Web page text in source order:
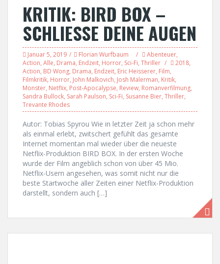
KRITIK: BIRD BOX –
SCHLIESSE DEINE AUGEN
Januar 5, 2019 Florian Wurfbaum Abenteuer,
Action, Alle, Drama, Endzeit, Horror, Sci-Fi, Thriller 2018,
Action, BD Wong, Drama, Endzeit, Eric Heisserer, Film,
Filmkritik, Horror, John Malkovich, Josh Malerman, Kritik,
Monster, Netflix, Post-Apocalypse, Review, Romanverfilmung,
Sandra Bullock, Sarah Paulson, Sci-Fi, Susanne Bier, Thriller,
Trevante Rhodes
Autor: Tobias Spyrou Wie in letzter Zeit ja schon mehr
als einmal erlebt, zwitschert gefühlt das gesamte
Internet momentan mal wieder über die neueste
Netflix-Produktion BIRD BOX. In der ersten Woche
wurde der Film angeblich schon von über 45 Mio.
Netflix-Usern angesehen, was somit nicht nur die
beste Startwoche aller Zeiten einer Netflix-Produktion
darstellt, sondern auch […]